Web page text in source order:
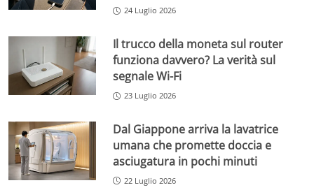
24 Luglio 2026
Il trucco della moneta sul router
funziona davvero? La verità sul
segnale Wi-Fi
23 Luglio 2026
Dal Giappone arriva la lavatrice
umana che promette doccia e
asciugatura in pochi minuti
22 Luglio 2026